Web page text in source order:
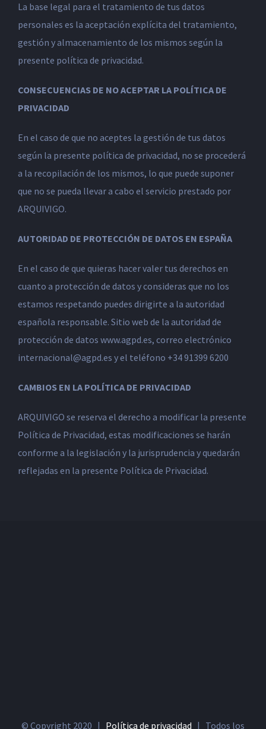
La base legal para el tratamiento de tus datos
personales es la aceptación explícita del tratamiento,
gestión y almacenamiento de los mismos según la
presente política de privacidad.
CONSECUENCIAS DE NO ACEPTAR LA POLÍTICA DE
PRIVACIDAD
En el caso de que no aceptes la gestión de tus datos
según la presente política de privacidad, no se procederá
a la recopilación de los mismos, lo que puede suponer
que no se pueda llevar a cabo el servicio prestado por
ARQUIVIGO.
AUTORIDAD DE PROTECCIÓN DE DATOS EN ESPAÑA
En el caso de que quieras hacer valer tus derechos en
cuanto a protección de datos y consideras que no los
estamos respetando puedes dirigirte a la autoridad
española responsable. Sitio web de la autoridad de
protección de datos www.agpd.es, correo electrónico
internacional@agpd.es y el teléfono +34 91399 6200
CAMBIOS EN LA POLÍTICA DE PRIVACIDAD
ARQUIVIGO se reserva el derecho a modificar la presente
Política de Privacidad, estas modificaciones se harán
conforme a la legislación y la jurisprudencia y quedarán
reflejadas en la presente Política de Privacidad.
© Copyright 2020 | Política de privacidad | Todos los